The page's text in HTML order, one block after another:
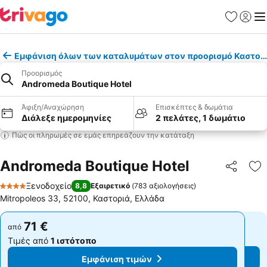
Εμφάνιση όλων των καταλυμάτων στον προορισμό
Προορισμός
Andromeda Boutique Hotel
Άφιξη/Αναχώρηση
Διάλεξε ημερομηνίες
Επισκέπτες & δωμάτια
2 πελάτες, 1 δωμάτιο
Πώς οι πληρωμές σε εμάς επηρεάζουν την κατάταξη
Andromeda Boutique Hotel
4 Αστέρια
Ξενοδοχείο 8,8 Εξαιρετικό (783 αξιολογήσεις)
Mitropoleos 33, 52100, Καστοριά, Ελλάδα
από 71 €
Τιμές από 1 ιστότοπο
Εμφάνιση τιμών
από 71 €
Τιμές από 1 ιστότοπο
Εμφάνιση τιμών